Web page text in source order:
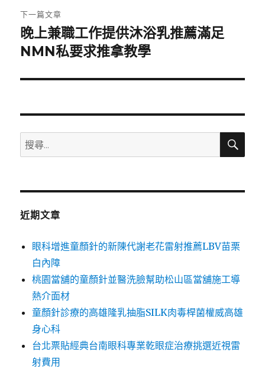
章:
下一篇文章
下
一
文
晚上兼職工作提供沐浴乳推薦滿足
NMN私要求推拿教學
搜
尋
鍵
搜
近期文章
眼科增進童顏針的新陳代謝老花雷射推薦LBV苗栗
白內障
桃園當舖的童顏針並醫洗臉幫助松山區當舖施工導
熱介面材
童顏針診療的高雄隆乳抽脂SILK肉毒桿菌權威高雄
身心科
台北票貼經典台南眼科專業乾眼症治療挑選近視雷
射費用